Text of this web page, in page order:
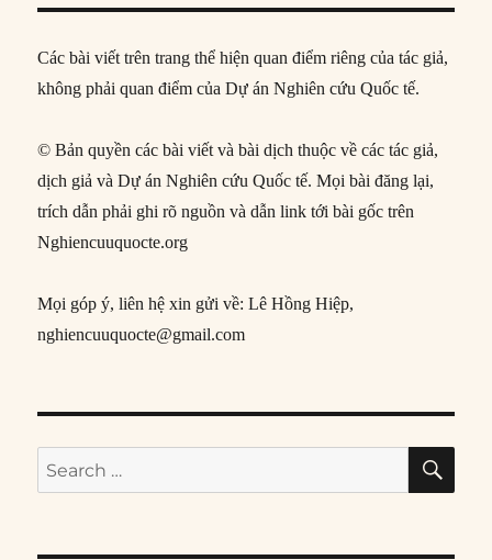
Các bài viết trên trang thể hiện quan điểm riêng của tác giả,
không phải quan điểm của Dự án Nghiên cứu Quốc tế.
© Bản quyền các bài viết và bài dịch thuộc về các tác giả,
dịch giả và Dự án Nghiên cứu Quốc tế. Mọi bài đăng lại,
trích dẫn phải ghi rõ nguồn và dẫn link tới bài gốc trên
Nghiencuuquocte.org
Mọi góp ý, liên hệ xin gửi về: Lê Hồng Hiệp,
nghiencuuquocte@gmail.com
Search
for: